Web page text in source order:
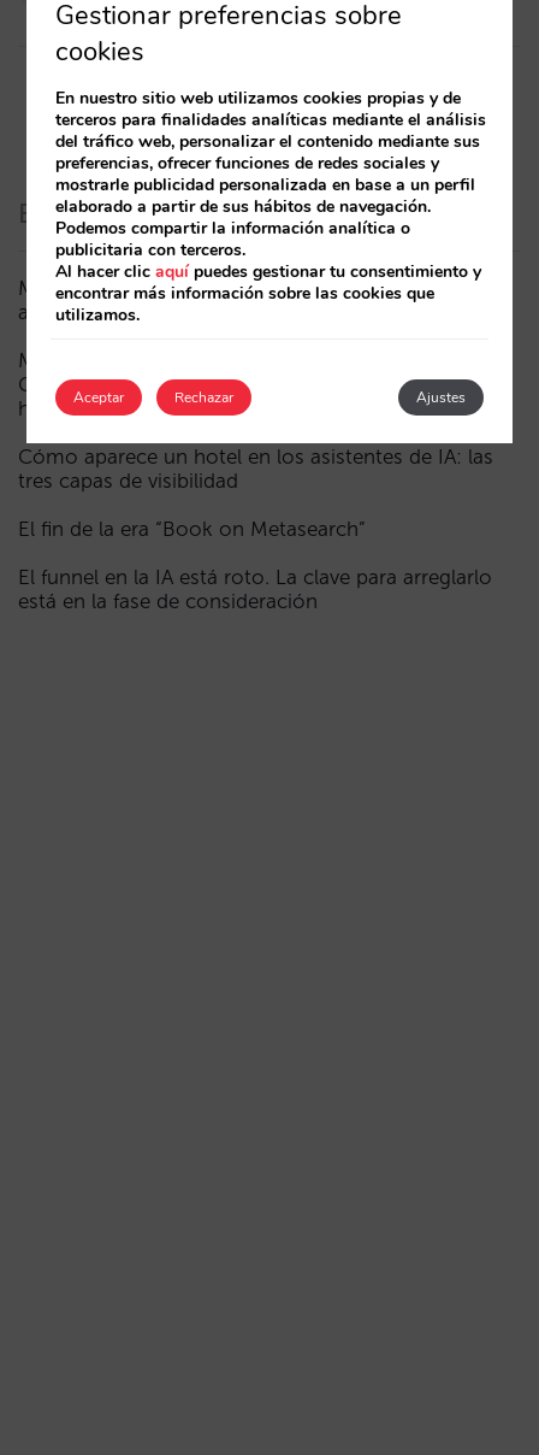
Entradas recientes
Menos campañas, más inteligentes: manual IA para
actualizar el marketing digital de tu hotel (parte 1)
Madrid ante la Fórmula 1: aprendizajes del GP de
Catalunya y del GP de Ciudad de México para los
hoteles
Cómo aparece un hotel en los asistentes de IA: las
tres capas de visibilidad
El fin de la era “Book on Metasearch”
El funnel en la IA está roto. La clave para arreglarlo
está en la fase de consideración
Gestionar preferencias sobre
cookies
En nuestro sitio web utilizamos cookies propias y de
terceros para finalidades analíticas mediante el análisis
del tráfico web, personalizar el contenido mediante sus
preferencias, ofrecer funciones de redes sociales y
mostrarle publicidad personalizada en base a un perfil
elaborado a partir de sus hábitos de navegación.
Podemos compartir la información analítica o
publicitaria con terceros.
Al hacer clicaquípuedes gestionar tu consentimiento y
encontrar más información sobre las cookies que
utilizamos.
Aceptar Ajustes
Rechazar